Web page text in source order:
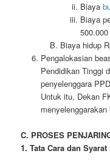
Biaya
Biaya
500.000
Biaya hidup
Pengalokasian
Pendidikan Tinggi
penyelenggara
Untuk itu, Dekan
C. PROSES
1. Tata Cara dan